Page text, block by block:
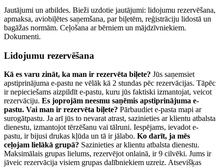
Jautājumi un atbildes. Bieži uzdotie jautājumi: lidojumu rezervēšana,
apmaksa, aviobiļētes saņemšana, par biļetēm, reģistrāciju lidostā un
bagāžas normām. Ceļošana ar bērniem un mājdzīvniekiem.
Dokumenti.
Lidojumu rezervēšana
Kā es varu zināt, ka man ir rezervēta biļete? Jūs saņemsiet
apstiprinājuma e-pastu ne vēlāk kā 2 stundas pēc rezervācijas. Tāpēc
ir nepieciešams aizpildīt e-pastu, kuru jūs faktiski izmantojat, veicot
rezervāciju. Es joprojām neesmu saņēmis apstiprinājuma e-
pastu. Vai man ir rezervēta biļete? Pārbaudiet e-pasta mapi ar
surogātpastu. Ja arī jūs to nevarat atrast, sazinieties ar klientu atbalsta
dienestu, izmantojot tērzēšanu vai tālruni. Iespējams, ievadot e-
pastu, ir bijusi drukas kļūda un tā ir jālabo. Ko darīt, ja mēs
ceļojam lielākā grupā? Sazinieties ar klientu atbalsta dienestu.
Maksimālais grupas lielums, rezervējot onlainā, ir 9 cilvēki. Jums ir
jāveic rezervācija visiem grupas dalībniekiem uzreiz. Atsevišķas